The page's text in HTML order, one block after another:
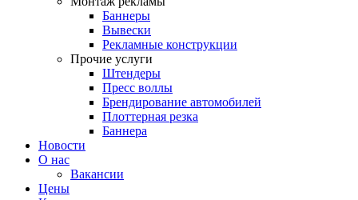
Баннеры
Вывески
Рекламные конструкции
Прочие услуги
Штендеры
Пресс воллы
Брендирование автомобилей
Плоттерная резка
Баннера
Новости
О нас
Вакансии
Цены